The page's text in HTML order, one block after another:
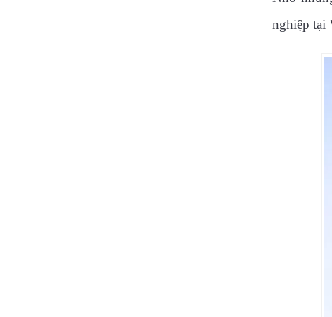
nghiệp tại